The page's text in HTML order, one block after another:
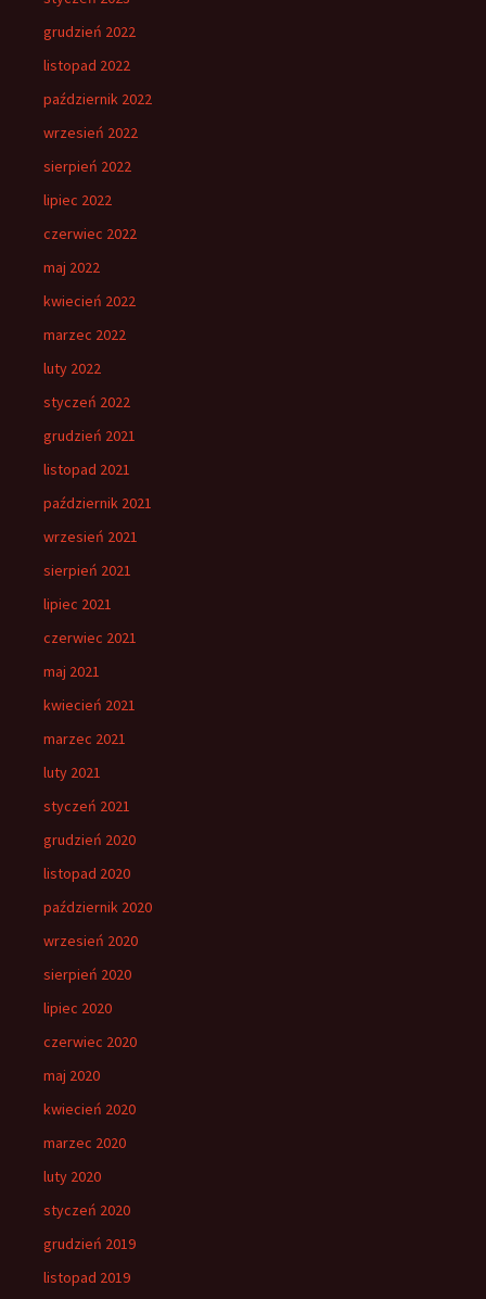
grudzień 2022
listopad 2022
październik 2022
wrzesień 2022
sierpień 2022
lipiec 2022
czerwiec 2022
maj 2022
kwiecień 2022
marzec 2022
luty 2022
styczeń 2022
grudzień 2021
listopad 2021
październik 2021
wrzesień 2021
sierpień 2021
lipiec 2021
czerwiec 2021
maj 2021
kwiecień 2021
marzec 2021
luty 2021
styczeń 2021
grudzień 2020
listopad 2020
październik 2020
wrzesień 2020
sierpień 2020
lipiec 2020
czerwiec 2020
maj 2020
kwiecień 2020
marzec 2020
luty 2020
styczeń 2020
grudzień 2019
listopad 2019